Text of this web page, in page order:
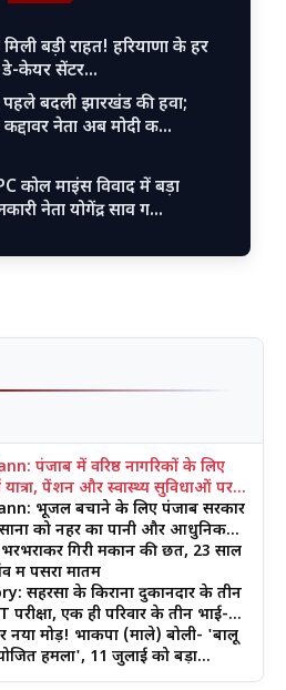
बड़ी राहत! हरियाणा के हर
केयर सेंटर…
बदली झारखंड की हवा;
नेता अब मोदी क…
कोल माइंस विवाद में बड़ा
नेता योगेंद्र साव ग…
पंजाब में वरिष्ठ नागरिकों के लिए
पेंशन और स्वास्थ्य सुविधाओं पर
भूजल बचाने के लिए पंजाब सरकार
को नहर का पानी और आधुनिक
गिरी मकान की छत, 23 साल
में पसरा मातम
सहरसा के किराना दुकानदार के तीन
परीक्षा, एक ही परिवार के तीन भाई-
नया मोड़! भाकपा (माले) बोली- 'बालू
हमला', 11 जुलाई को बड़ा